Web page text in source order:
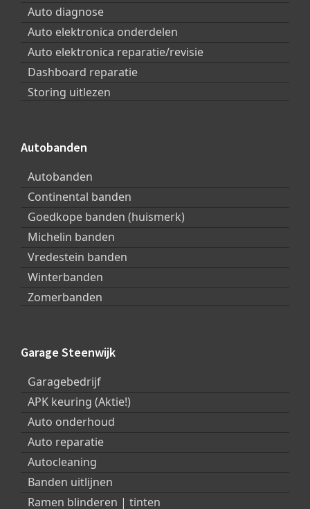
Auto diagnose
Auto elektronica onderdelen
Auto elektronica reparatie/revisie
Dashboard reparatie
Storing uitlezen
Autobanden
Autobanden
Continental banden
Goedkope banden (huismerk)
Michelin banden
Vredestein banden
Winterbanden
Zomerbanden
Garage Steenwijk
Garagebedrijf
APK keuring (Aktie!)
Auto onderhoud
Auto reparatie
Autocleaning
Banden uitlijnen
Ramen blinderen | tinten